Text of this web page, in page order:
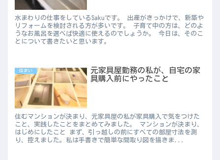
水まわりの仕事をしているSakuです。 出産がきっかけで、新築や
リフォームを検討される方が多いです。 子育て中の方は、どのよ
うなお風呂を選べば快適に使えるのでしょうか。 今日は、そのこ
とについて書きたいと思います。
住まい
元家具屋勤務の私が、自宅の家
具購入前にやったこと
住むマンションが決まり、元家具屋の私が家具購入で気をつけた
こと、実践したことをまとめてみました。 マンションが決まり、
はじめにしたこと まず、引っ越しの前にすべての部屋寸法を測
り、控えました。私は手書きで簡単な間取り図を描きま...